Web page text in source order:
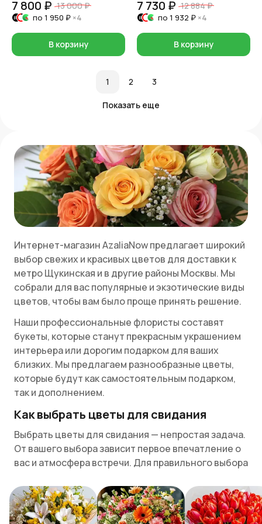
7 800 ₽ 13 000 ₽
по 1 950 ₽ ×4
В корзину
7 730 ₽ 12 884 ₽
по 1 932 ₽ ×4
В корзину
1 2 3
Показать еще
Интернет-магазин AzaliaNow предлагает широкий
выбор свежих и красивых цветов для доставки к
метро Щукинская и в другие районы Москвы. Мы
собрали для вас популярные и экзотические виды
цветов, чтобы вам было проще принять решение.
Наши профессиональные флористы составят
букеты, которые станут прекрасным украшением
интерьера или дорогим подарком для ваших
близких. Мы предлагаем разнообразные цветы,
которые будут как самостоятельным подарком,
так и дополнением.
Как выбрать цветы для свидания
Выбрать цветы для свидания — непростая задача.
От вашего выбора зависит первое впечатление о
вас и атмосфера встречи. Для правильного выбора
Во-первых, важно понимать, какие чувства вы
хотите донести с помощью цветов. Если вы ищете